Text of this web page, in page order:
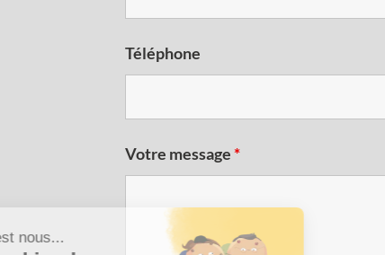
Téléphone
Votre message *